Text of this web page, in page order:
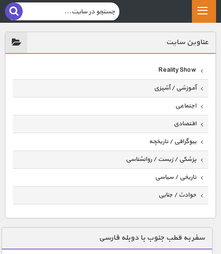
عناوين سايت
Reality Show
آموزشی / آشپزی
اجتماعی
اقتصادی
بیوگرافی / تاریخچه
پزشکی / زیست / روانشناسی
تاریخی / سیاسی
حوادث / جنایی
دنیای خوراکی ها
زمین شناسی / محیط زیست
سفر به قطب جنوب با دوبله فارسی